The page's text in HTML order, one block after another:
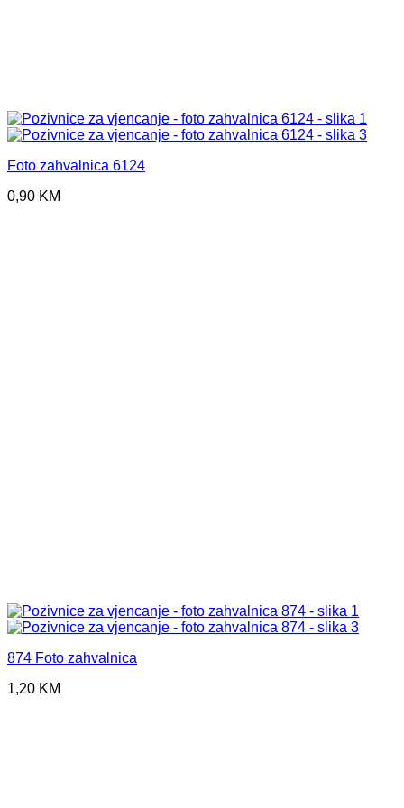
Foto zahvalnica 6124
0,90 KM
874 Foto zahvalnica
1,20 KM